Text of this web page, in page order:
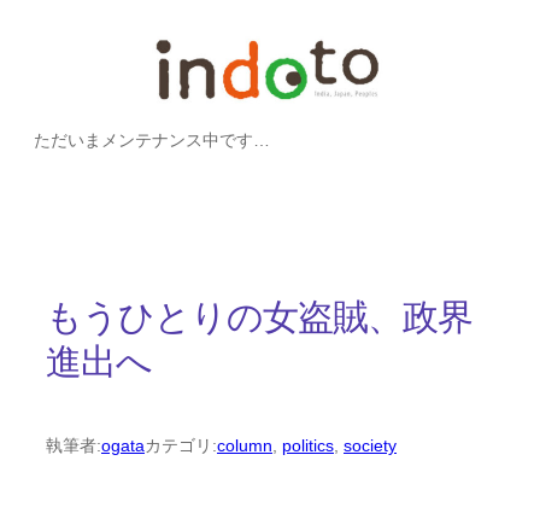
ただいまメンテナンス中です…
もうひとりの女盗賊、政界
進出へ
執筆者:ogataカテゴリ:column politics society